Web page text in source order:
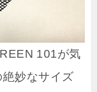
101が気
妙なサイズ